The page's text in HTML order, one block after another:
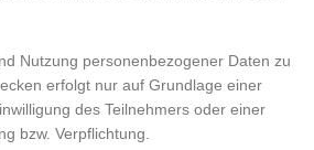
Nutzung personenbezogener Daten zu
erfolgt nur auf Grundlage einer
des Teilnehmers oder einer
bzw. Verpflichtung.